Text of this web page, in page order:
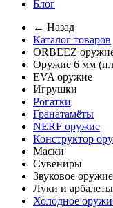
Блог
← Назад
Каталог товаров
ORBEEZ
Оружие 6 мм
EVA оружие
Игрушки
Рогатки
Гранатамёты
NERF оружие
Конструктор
Маски
Сувениры
Звуковое оружие
Луки и арбалеты
Холодное